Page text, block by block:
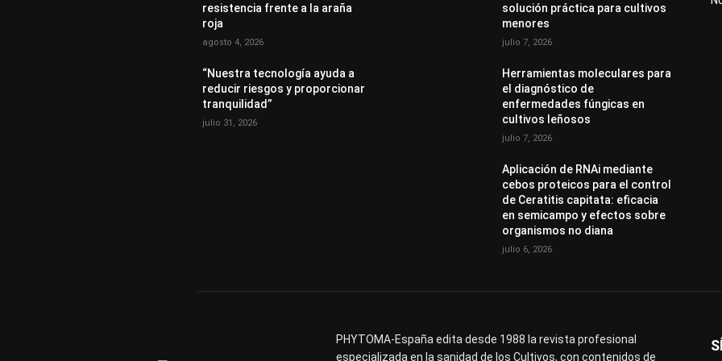
resistencia frente a la araña
roja
agosto 4, 2026
“Nuestra tecnología ayuda a
reducir riesgos y proporcionar
tranquilidad”
julio 31, 2026
solución práctica para cultivos
menores
julio 7, 2026
Herramientas moleculares para
el diagnóstico de
enfermedades fúngicas en
cultivos leñosos
julio 7, 2026
Aplicación de RNAi mediante
cebos proteicos para el control
de Ceratitis capitata: eficacia
en semicampo y efectos sobre
organismos no diana
julio 6, 2026
PHYTOMA-España edita desde 1988 la revista profesional
especializada en la sanidad de los Cultivos, con contenidos de